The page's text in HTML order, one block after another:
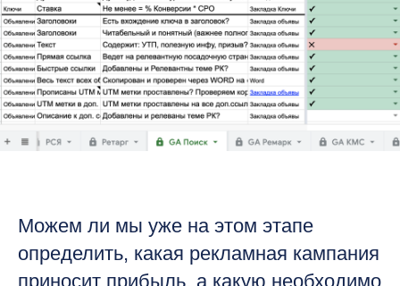
Можем ли мы уже на этом этапе
определить, какая рекламная кампания
приносит прибыль, а какую необходимо